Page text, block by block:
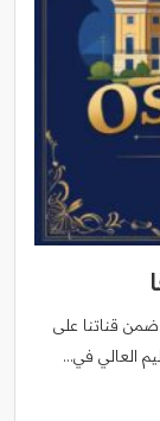
ضمن قناتنا على
العالي في…